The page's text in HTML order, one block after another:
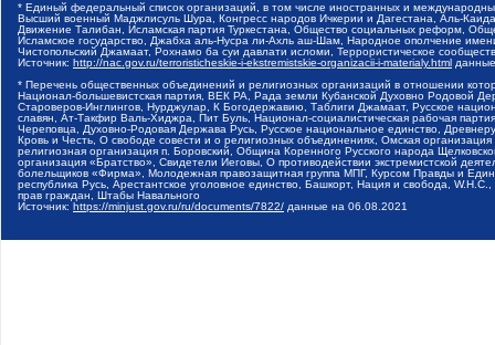
* Единый федеральный список организаций, в том числе иностранных и
Высший военный Маджлисуль Шура, Конгресс народов Ичкерии и Дагестана, Аль-
Движение Талибан, Исламская партия Туркестана, Общество социальных реформ,
Исламское государство, Джабха аль-Нусра ли-Ахль аш-Шам, Народное ополчение
Чистопольский Джамаат, Рохнамо ба суи давлати исломи, Террористическое
Источник: http://nac.gov.ru/terroristicheskie-i-ekstremistskie-organizacii-i-materialy.html
* Перечень общественных объединений и религиозных организаций в отношении
Национал-большевистская партия, ВЕК РА, Рада земли Кубанской Духовно Родовой
Староверов-Инглингов, Нурджулар, К Богодержавию, Таблиги Джамаат, Русское
славян, Ат-Такфир Валь-Хиджра, Пит Буль, Национал-социалистическая рабочая
Череповца, Духовно-Родовая Держава Русь, Русское национальное единство,
Кровь и Честь, О свободе совести и о религиозных объединениях, Омская
религиозная организация п. Боровский, Община Коренного Русского народа
организация «Братство», Свидетели Иеговы, О противодействии экстремистской
болельщиков «Фирма», Молодежная правозащитная группа МПГ, Курсом Правды и
республика Русь, Арестантское уголовное единство, Башкорт, Нация и свобода,
прав граждан, Штабы Навального
Источник: https://minjust.gov.ru/ru/documents/7822/ данные на 06.08.2021